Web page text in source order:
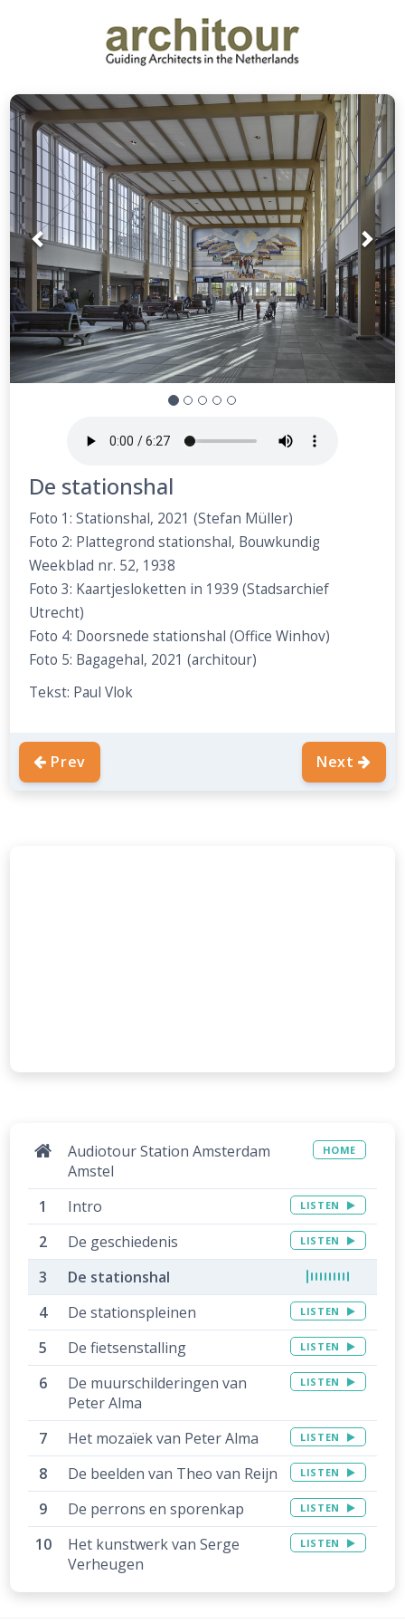
Prev
De stationshal
Foto 1: Stationshal, 2021 (Stefan Müller)
Foto 2: Plattegrond stationshal, Bouwkundig
Weekblad nr. 52, 1938
Foto 3: Kaartjesloketten in 1939 (Stadsarchief
Utrecht)
Foto 4: Doorsnede stationshal (Office Winhov)
Foto 5: Bagagehal, 2021 (architour)
Tekst: Paul Vlok
Prev Next
Audiotour Station Amsterdam
Amstel
HOME
Intro LISTEN
De geschiedenis LISTEN
De stationshal
De stationspleinen
LISTEN
De fietsenstalling LISTEN
De muurschilderingen van
Peter Alma
LISTEN
Het mozaïek van Peter Alma LISTEN
De beelden van Theo van Reijn LISTEN
De perrons en sporenkap LISTEN
Het kunstwerk van Serge
Verheugen
LISTEN